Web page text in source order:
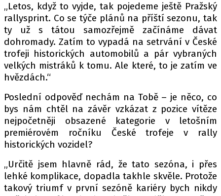
„Letos, když to vyjde, tak pojedeme ještě Pražský
rallysprint. Co se týče plánů na příští sezonu, tak
ty už s tátou samozřejmě začínáme dávat
dohromady. Zatím to vypadá na setrvání v České
trofeji historických automobilů a pár vybraných
velkých mistráků k tomu. Ale které, to je zatím ve
hvězdách.“
Poslední odpověď nechám na Tobě – je něco, co
bys nám chtěl na závěr vzkázat z pozice vítěze
nejpočetněji obsazené kategorie v letošním
premiérovém ročníku České trofeje v rally
historických vozidel?
„Určitě jsem hlavně rád, že tato sezóna, i přes
lehké komplikace, dopadla takhle skvěle. Protože
takový triumf v první sezóně kariéry bych nikdy